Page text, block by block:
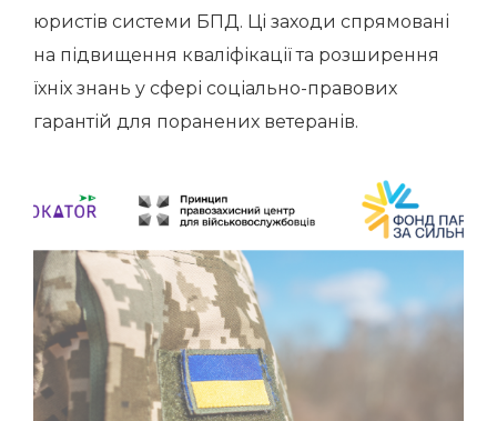
юристів системи БПД. Ці заходи спрямовані
на підвищення кваліфікації та розширення
їхніх знань у сфері соціально-правових
гарантій для поранених ветеранів.